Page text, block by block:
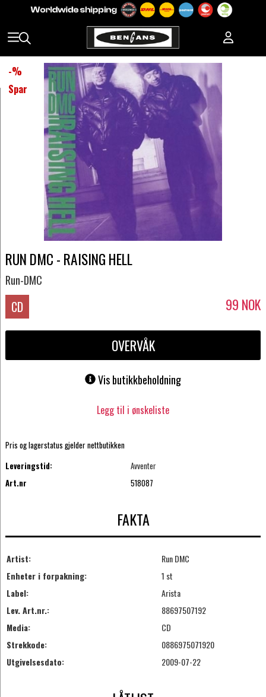
-%
Spar
RUN DMC - RAISING HELL
Run-DMC
CD 99 NOK
OVERVÅK
Vis butikkbeholdning
Legg til i ønskeliste
Pris og lagerstatus gjelder nettbutikken
Leveringstid:
Avventer
Art.nr
518087
FAKTA
Artist:
Run DMC
Enheter i forpakning:
1 st
Label:
Arista
Lev. Art.nr.:
88697507192
Media:
CD
Strekkode:
0886975071920
Utgivelsesdato:
2009-07-22